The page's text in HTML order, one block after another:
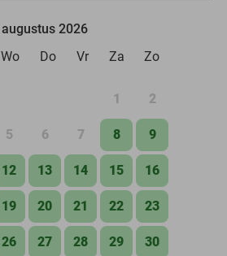
augustus 2026
Wo Do Vr Za Zo
1 2
5 6 7 8 9
12 13 14 15 16
19 20 21 22 23
26 27 28 29 30